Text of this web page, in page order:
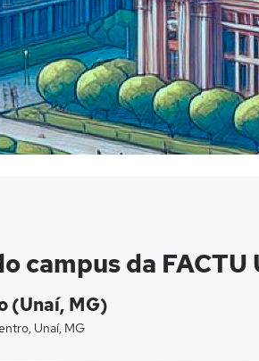
campus da FACTU
(Unaí, MG)
Unaí, MG